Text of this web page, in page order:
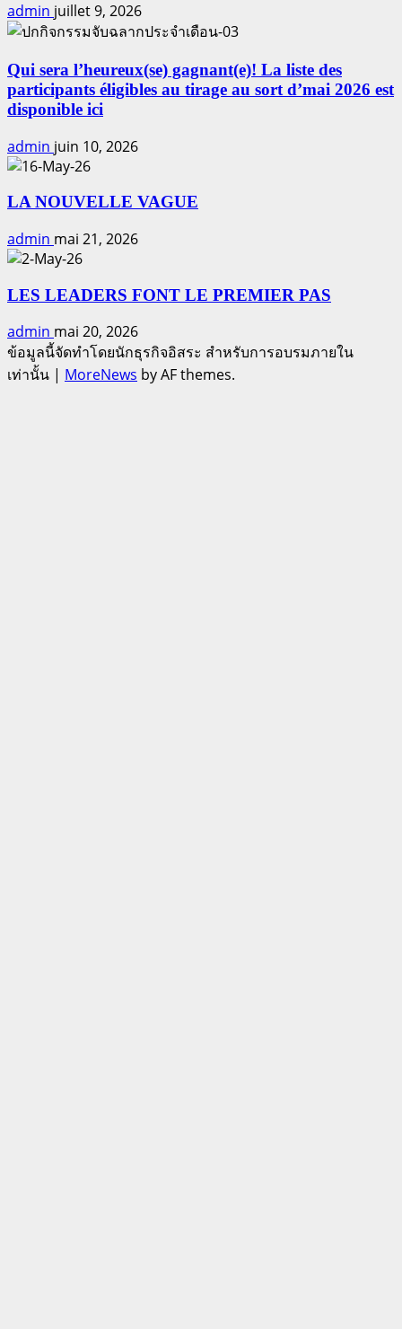
et
propriétaire
admin juillet 9, 2026
Qui sera l’heureux(se) gagnant(e)! La liste des
participants éligibles au tirage au sort d’mai 2026 est
disponible ici
admin juin 10, 2026
LA NOUVELLE VAGUE
admin mai 21, 2026
LES LEADERS FONT LE PREMIER PAS
admin mai 20, 2026
ข้อมูลนี้จัดทำโดยนักธุรกิจอิสระ สำหรับการอบรมภายใน
เท่านั้น | MoreNews by AF themes.